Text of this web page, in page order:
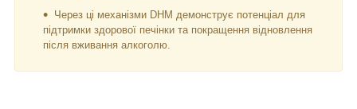
Через ці механізми DHM демонструє потенціал для
підтримки здорової печінки та покращення відновлення
після вживання алкоголю.